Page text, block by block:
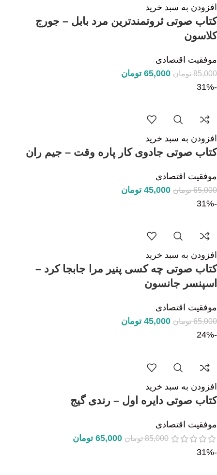
افزودن به سبد خرید
کتاب صوتی ثروتمندترین مرد بابل – جورج
کلاسون
موفقیت اقتصادی
85,000 تومان 65,000 تومان
-31%
افزودن به سبد خرید
کتاب صوتی جادوی کار پاره وقت – جیم ران
موفقیت اقتصادی
65,000 تومان 45,000 تومان
-31%
افزودن به سبد خرید
کتاب صوتی چه کسی پنیر مرا جابجا کرد –
اسپنسر جانسون
موفقیت اقتصادی
65,000 تومان 45,000 تومان
-24%
افزودن به سبد خرید
کتاب صوتی دایره اول – رندی گیج
موفقیت اقتصادی
85,000 تومان 65,000 تومان
-31%